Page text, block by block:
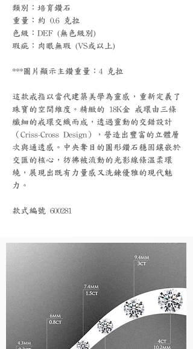
類別：培育鑽石
重量：約 0.6 克拉
色級：DEF (無色級別)
瑕疵：肉眼無瑕 (VS或以上)
***圖片顯示主鑽重量：4 克拉
這款戒指以當代建築美學為靈感，重新定義了
珠寶的空間維度。精緻的 18K金 戒環由三條
纖細的戒環交織而成，透過靈動的交錯設計
（Criss-Cross Design），營造出豐富的立體層
次與通透感。中央奪目的圓形鑽石穩固鑲嵌於
交匯的核心，彷彿被流動的光影線條溫柔環
繞，展現出既有力量感又洗鍊優雅的現代魅
力。
款式編號 600281